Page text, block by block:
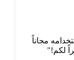
مجاناً
لكم!"